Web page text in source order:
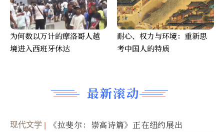
最新滚动
现代文学 《拉斐尔：崇高诗篇》正在纽约展出
为何数以万计的摩洛哥人越
境进入西班牙休达
耐心、权力与环境：重新思
考中国人的特质